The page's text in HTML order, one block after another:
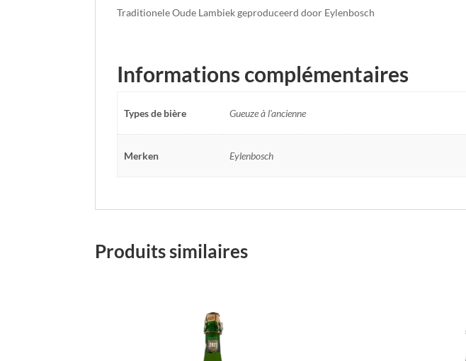
Traditionele Oude Lambiek geproduceerd door Eylenbosch
Informations complémentaires
Types de bière Gueuze à l'ancienne
Merken Eylenbosch
Produits similaires